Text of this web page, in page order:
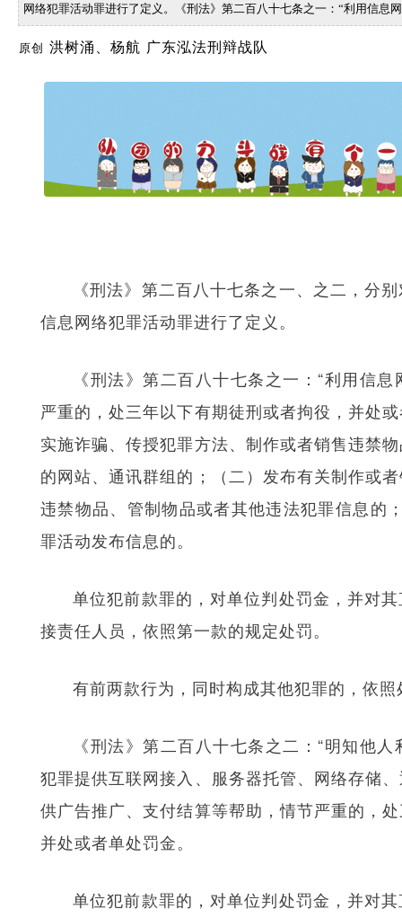
网络犯罪活动罪进行了定义。《刑法》第二百八十七条之一：“利用信息
原创 洪树涌、杨航 广东泓法刑辩战队
《刑法》第二百八十七条之一、之二，分
信息网络犯罪活动罪进行了定义。
《刑法》第二百八十七条之一：“利用信
严重的，处三年以下有期徒刑或者拘役，并处
实施诈骗、传授犯罪方法、制作或者销售违禁
的网站、通讯群组的；（二）发布有关制作或
违禁物品、管制物品或者其他违法犯罪信息的
罪活动发布信息的。
单位犯前款罪的，对单位判处罚金，并对
接责任人员，依照第一款的规定处罚。
有前两款行为，同时构成其他犯罪的，依
《刑法》第二百八十七条之二：“明知他
犯罪提供互联网接入、服务器托管、网络存储
供广告推广、支付结算等帮助，情节严重的，
并处或者单处罚金。
单位犯前款罪的，对单位判处罚金，并对